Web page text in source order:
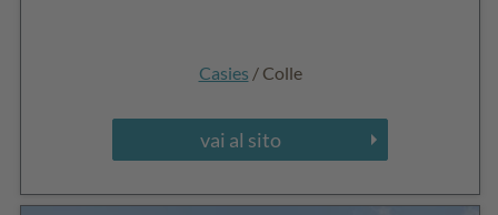
Casies / Colle
vai al sito